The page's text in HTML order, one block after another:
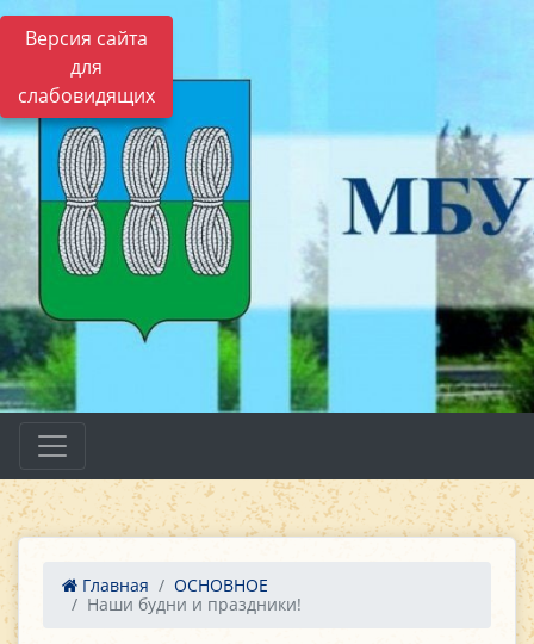
Версия сайта
для
слабовидящих
Главная
ОСНОВНОЕ
Наши будни и праздники!